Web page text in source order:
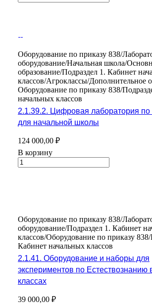
Оборудование по приказу 838/
оборудование/Начальная школа/
образование/Подраздел 1. Кабинет
классов/Агроклассы/Дополнительное
Оборудование по приказу 838/
начальных классов
2.1.39.2. Цифровая лаборатория по
для начальной школы
124 000,00 ₽
В корзину
Оборудование по приказу 838/
оборудование/Подраздел 1. Кабинет
классов/Оборудование по приказу
Кабинет начальных классов
2.1.41. Оборудование и наборы для
экспериментов по Естествознанию
классах
39 000,00 ₽